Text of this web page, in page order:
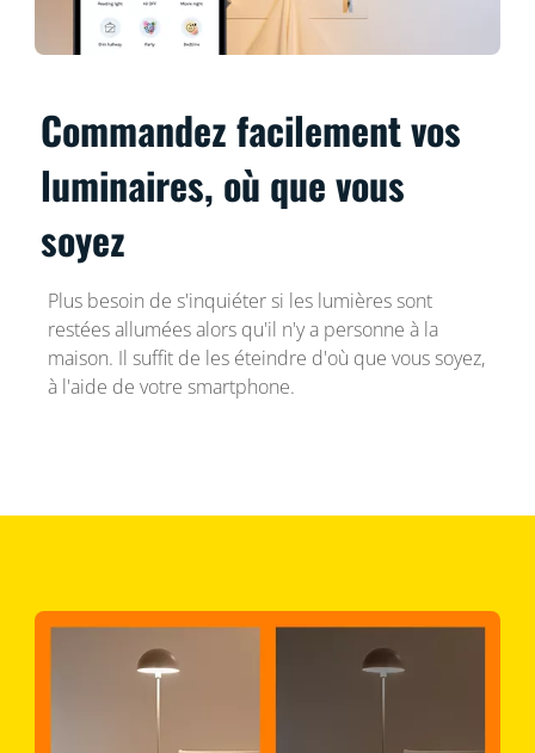
Commandez facilement vos
luminaires, où que vous
soyez
Plus besoin de s'inquiéter si les lumières sont
restées allumées alors qu'il n'y a personne à la
maison. Il suffit de les éteindre d'où que vous soyez,
à l'aide de votre smartphone.